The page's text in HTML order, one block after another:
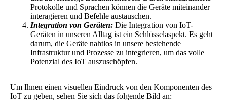
Protokolle und Sprachen können die Geräte miteinander
interagieren und Befehle austauschen.
Integration von Geräten: Die Integration von IoT-
Geräten in unseren Alltag ist ein Schlüsselaspekt. Es geht
darum, die Geräte nahtlos in unsere bestehende
Infrastruktur und Prozesse zu integrieren, um das volle
Potenzial des IoT auszuschöpfen.
Um Ihnen einen visuellen Eindruck von den Komponenten des
IoT zu geben, sehen Sie sich das folgende Bild an: